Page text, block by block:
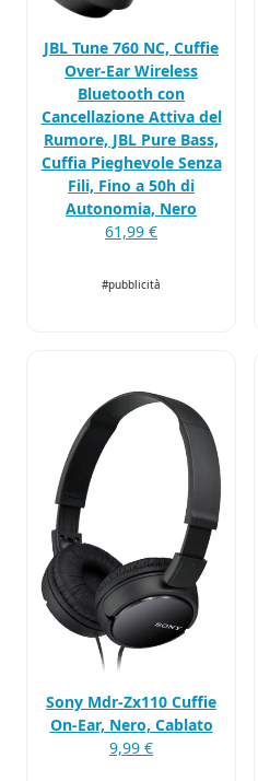
JBL Tune 760 NC, Cuffie
Over-Ear Wireless
Bluetooth con
Cancellazione Attiva del
Rumore, JBL Pure Bass,
Cuffia Pieghevole Senza
Fili, Fino a 50h di
Autonomia, Nero
61,99 €
#pubblicità
Sony Mdr-Zx110 Cuffie
On-Ear, Nero, Cablato
9,99 €